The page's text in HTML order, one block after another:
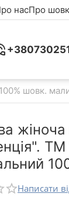
насПро шовк
шовк.
жіноча
Написати